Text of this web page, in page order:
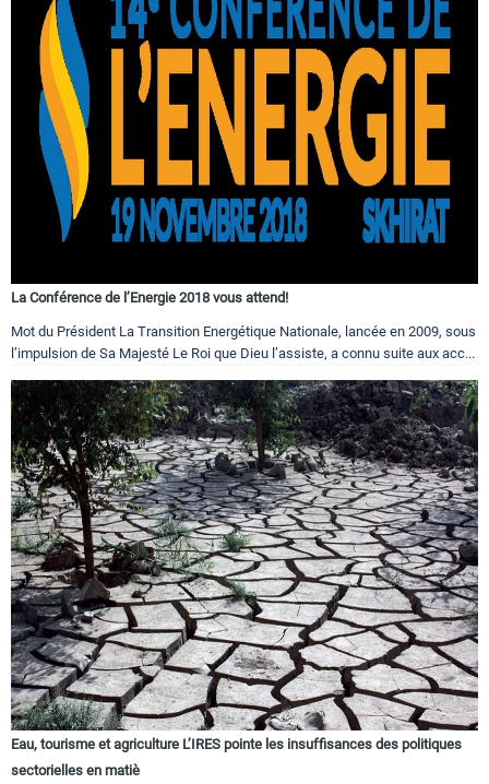
La Conférence de l’Energie 2018 vous attend!
Mot du Président La Transition Energétique Nationale, lancée en 2009, sous
l’impulsion de Sa Majesté Le Roi que Dieu l’assiste, a connu suite aux acc...
Eau, tourisme et agriculture L’IRES pointe les insuffisances des politiques
sectorielles en matiè